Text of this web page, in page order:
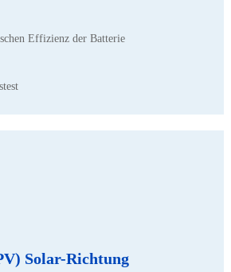
Effizienz der Batterie
Solar-Richtung